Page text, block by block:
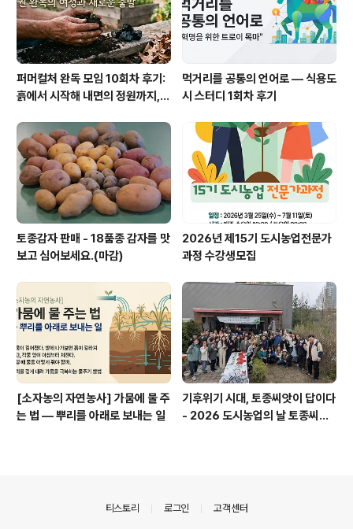
퍼머컬처 완독 모임 10회차 후기:
흙에서 시작해 내면의 정원까지, 1
먹거리를 공통의 언어로 — 식용도
시 스터디 1회차 후기
토종감자 판매 - 18품종 감자를 맛
보고 심어보세요.(마감)
2026년 제15기 도시농업전문가
과정 수강생모집
[소자농의 자연농사] 가뭄에 물 주
는 법 — 뿌리를 아래로 보내는 일
기후위기 시대, 토종씨앗이 답이다
- 2026 도시농업의 날 토종씨앗
티스토리 로그인 고객센터